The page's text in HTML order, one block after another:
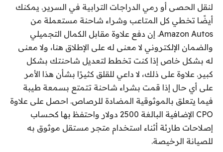
لنقل الحصى أو رمي الدراجات الترابية في السرير. يمكنك
أيضًا تخطي كل المتاعب وشراء شاحنة مستعملة من
Amazon Autos. إن دفع علاوة مقابل الكمال التجميلي
والضمان الإلكتروني لا معنى له على الإطلاق هنا، ولا معنى
له بشكل خاص إذا كنت تخطط لتعديل شاحنتك بشكل
كبير. علاوة على ذلك، لا داعي للقلق كثيرًا بشأن هذا الأمر
على أي حال إذا قمت بشراء شاحنة تتمتع بسمعة طيبة
فيما يتعلق بالموثوقية المضادة للرصاص. احصل على علاوة
CPO الإضافية البالغة 2500 دولار واحتفظ بها كحساب
إصلاحات طارئة أثناء استخدام متجر مستقل موثوق به
للصيانة الرخيصة.